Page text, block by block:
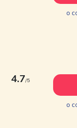
o
4.7/5
o